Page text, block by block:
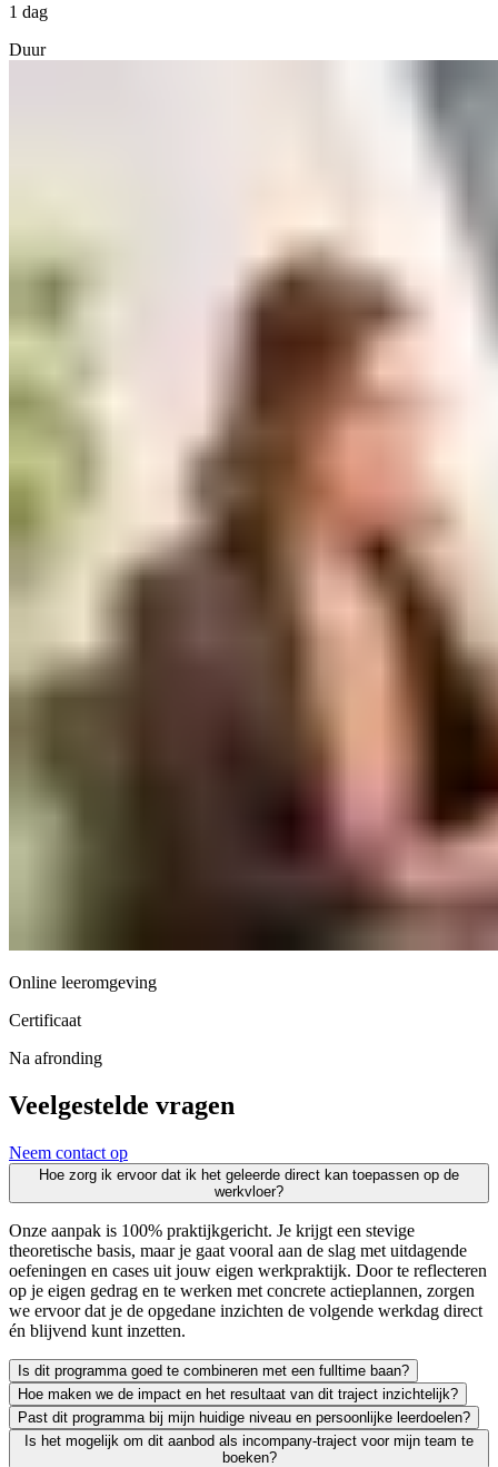
1 dag
Duur
Online leeromgeving
Certificaat
Na afronding
Veelgestelde vragen
Neem contact op
Hoe zorg ik ervoor dat ik het geleerde direct kan toepassen op de
werkvloer?
Onze aanpak is 100% praktijkgericht. Je krijgt een stevige
theoretische basis, maar je gaat vooral aan de slag met uitdagende
oefeningen en cases uit jouw eigen werkpraktijk. Door te reflecteren
op je eigen gedrag en te werken met concrete actieplannen, zorgen
we ervoor dat je de opgedane inzichten de volgende werkdag direct
én blijvend kunt inzetten.
Is dit programma goed te combineren met een fulltime baan?
Zeker. We leiden uitsluitend werkende professionals op en weten
Hoe maken we de impact en het resultaat van dit traject inzichtelijk?
Leren moet leiden tot merkbaar resultaat; voor jezelf én voor je
Past dit programma bij mijn huidige niveau en persoonlijke leerdoelen?
We vinden het essentieel dat je een traject kiest dat écht bij je past
Is het mogelijk om dit aanbod als incompany-traject voor mijn team te
boeken?